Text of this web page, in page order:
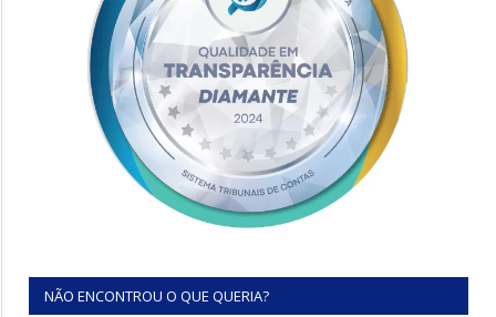
NÃO ENCONTROU O QUE QUERIA?